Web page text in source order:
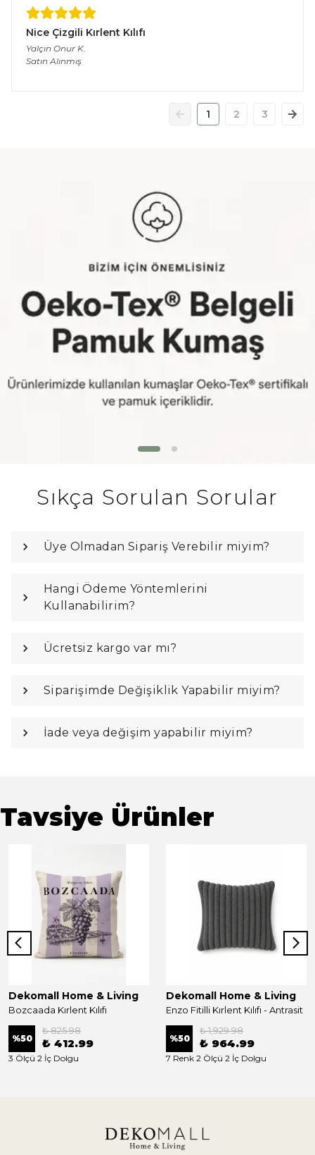
Nice Çizgili Kırlent Kılıfı
Yalçın Onur K.
Satın Alınmış
1 2 3
Sıkça Sorulan Sorular
Üye Olmadan Sipariş Verebilir miyim?
Hangi Ödeme Yöntemlerini
Kullanabilirim?
Ücretsiz kargo var mı?
Siparişimde Değişiklik Yapabilir miyim?
İade veya değişim yapabilir miyim?
Tavsiye Ürünler
Dekomall Home & Living
Bozcaada Kırlent Kılıfı
%50
₺ 825.98
₺ 412.99
3 Ölçü 2 İç Dolgu
Dekomall Home & Living
Enzo Fitilli Kırlent Kılıfı - Antrasit
%50
₺ 1,929.98
₺ 964.99
7 Renk 2 Ölçü 2 İç Dolgu